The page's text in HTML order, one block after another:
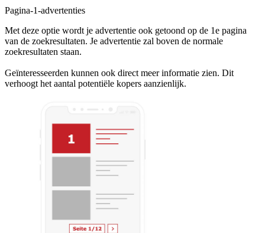
Pagina-1-advertenties
Met deze optie wordt je advertentie ook getoond op de 1e pagina
van de zoekresultaten. Je advertentie zal boven de normale
zoekresultaten staan.
Geïnteresseerden kunnen ook direct meer informatie zien. Dit
verhoogt het aantal potentiële kopers aanzienlijk.